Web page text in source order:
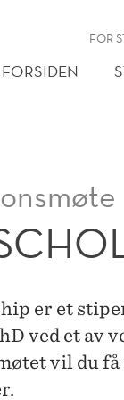
FOR
FORSIDEN
er et
ved et av
vil du få